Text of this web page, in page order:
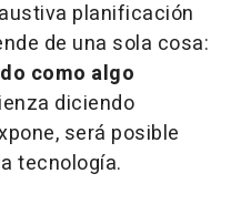
planificación
de una sola cosa:
como algo
diciendo
será posible
tecnología.